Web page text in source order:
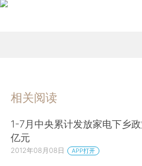
相关阅读
1-7月中央累计发放家电下乡
亿元
2012年08月08日 APP打开